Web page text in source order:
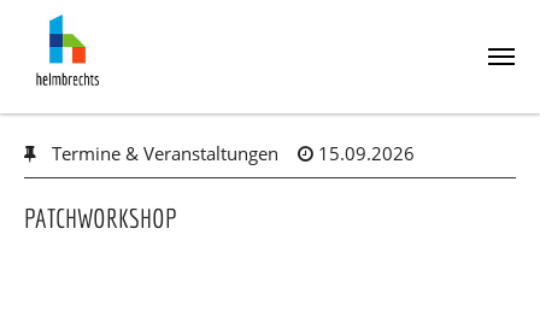
main
content
Termine & Veranstaltungen 15.09.2026
PATCHWORKSHOP